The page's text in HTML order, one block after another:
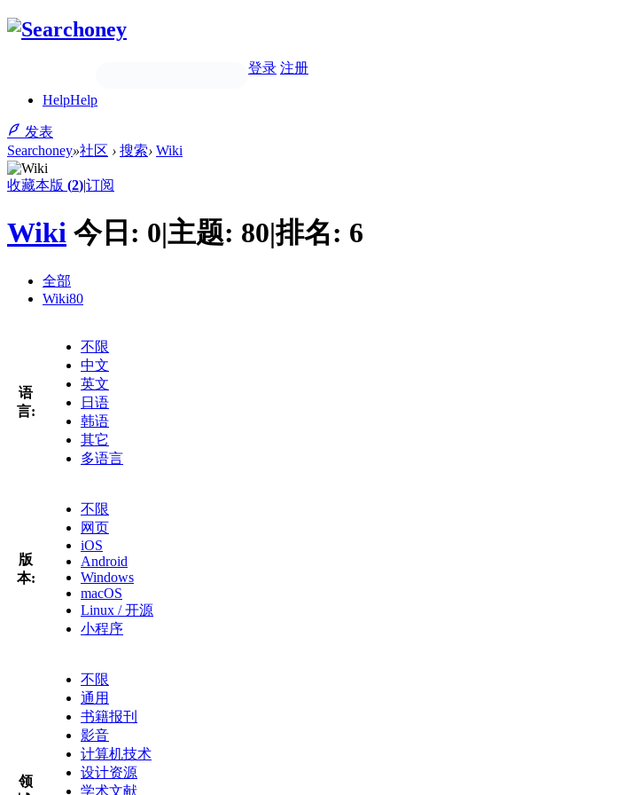
登录 注册
HelpHelp
发表
Searchoney»社区 › 搜索› Wiki
收藏本版 (2)|订阅
Wiki 今日: 0|主题: 80|排名: 6
全部
Wiki80
语
言:
不限
中文
英文
日语
韩语
其它
多语言
版
本:
不限
网页
iOS
Android
Windows
macOS
Linux / 开源
小程序
领
不限
通用
书籍报刊
影音
计算机技术
设计资源
学术文献